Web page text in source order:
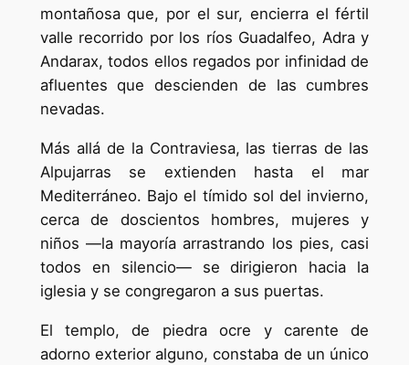
montañosa que, por el sur, encierra el fértil
valle recorrido por los ríos Guadalfeo, Adra y
Andarax, todos ellos regados por infinidad de
afluentes que descienden de las cumbres
nevadas.
Más allá de la Contraviesa, las tierras de las
Alpujarras se extienden hasta el mar
Mediterráneo. Bajo el tímido sol del invierno,
cerca de doscientos hombres, mujeres y
niños —la mayoría arrastrando los pies, casi
todos en silencio— se dirigieron hacia la
iglesia y se congregaron a sus puertas.
El templo, de piedra ocre y carente de
adorno exterior alguno, constaba de un único